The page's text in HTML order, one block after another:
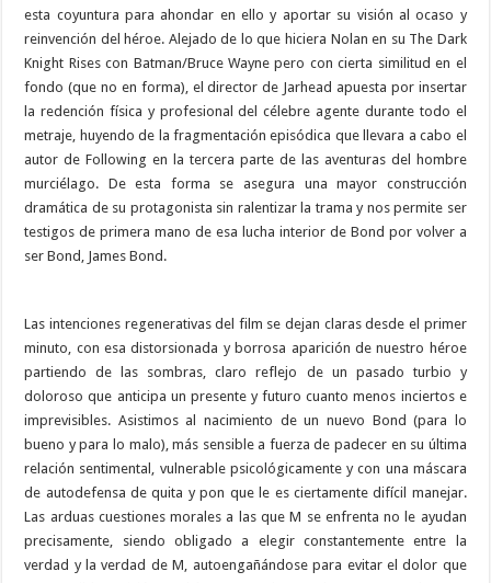
esta coyuntura para ahondar en ello y aportar su visión al ocaso y
reinvención del héroe. Alejado de lo que hiciera Nolan en su The Dark
Knight Rises con Batman/Bruce Wayne pero con cierta similitud en el
fondo (que no en forma), el director de Jarhead apuesta por insertar
la redención física y profesional del célebre agente durante todo el
metraje, huyendo de la fragmentación episódica que llevara a cabo el
autor de Following en la tercera parte de las aventuras del hombre
murciélago. De esta forma se asegura una mayor construcción
dramática de su protagonista sin ralentizar la trama y nos permite ser
testigos de primera mano de esa lucha interior de Bond por volver a
ser Bond, James Bond.
Las intenciones regenerativas del film se dejan claras desde el primer
minuto, con esa distorsionada y borrosa aparición de nuestro héroe
partiendo de las sombras, claro reflejo de un pasado turbio y
doloroso que anticipa un presente y futuro cuanto menos inciertos e
imprevisibles. Asistimos al nacimiento de un nuevo Bond (para lo
bueno y para lo malo), más sensible a fuerza de padecer en su última
relación sentimental, vulnerable psicológicamente y con una máscara
de autodefensa de quita y pon que le es ciertamente difícil manejar.
Las arduas cuestiones morales a las que M se enfrenta no le ayudan
precisamente, siendo obligado a elegir constantemente entre la
verdad y la verdad de M, autoengañándose para evitar el dolor que